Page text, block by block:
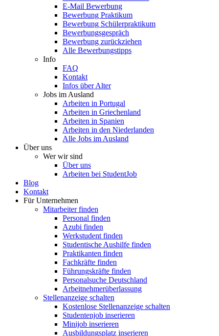
E-Mail Bewerbung
Bewerbung Praktikum
Bewerbung Schülerpraktikum
Bewerbungsgespräch
Bewerbung zurückziehen
Alle Bewerbungstipps
Info
FAQ
Kontakt
Infos über Alter
Jobs im Ausland
Arbeiten in Portugal
Arbeiten in Griechenland
Arbeiten in Spanien
Arbeiten in den Niederlanden
Alle Jobs im Ausland
Über uns
Wer wir sind
Über uns
Arbeiten bei StudentJob
Blog
Kontakt
Für Unternehmen
Mitarbeiter finden
Personal finden
Azubi finden
Werkstudent finden
Studentische Aushilfe finden
Praktikanten finden
Fachkräfte finden
Führungskräfte finden
Personalsuche Deutschland
Arbeitnehmerüberlassung
Stellenanzeige schalten
Kostenlose Stellenanzeige schalten
Studentenjob inserieren
Minijob inserieren
Ausbildungsplatz inserieren